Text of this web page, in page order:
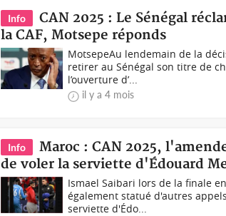
Info
CAN 2025 : Le Sénégal
la CAF, Motsepe réponds
Motsepe Au lendemain de la
retirer au Sénégal son titre de
l’ouverture d’...
il y a 4 mois
Info
Maroc : CAN 2025,
de voler la serviette d'Édouard
Ismael Saibari lors de la finale
également statué d'autres
serviette d'Édo...